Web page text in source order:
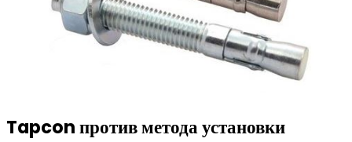
Tapcon против метода установки